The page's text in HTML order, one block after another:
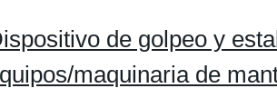
de golpeo y
maquinaria de